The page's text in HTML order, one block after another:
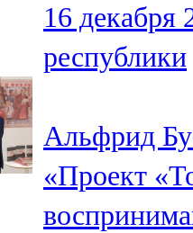
16 декабря
республики
Альфрид
«Проект